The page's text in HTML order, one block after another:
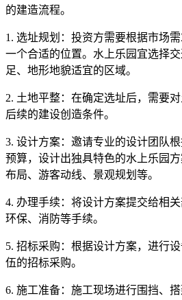
的建造流程。
1. 选址规划：投资方需要根据市场
一个合适的位置。水上乐园宜选择
足、地形地貌适宜的区域。
2. 土地平整：在确定选址后，需要
后续的建设创造条件。
3. 设计方案：邀请专业的设计团队
预算，设计出独具特色的水上乐园
布局、游客动线、景观规划等。
4. 办理手续：将设计方案提交给相关
环保、消防等手续。
5. 招标采购：根据设计方案，进行
伍的招标采购。
6. 施工准备：施工现场进行围挡、